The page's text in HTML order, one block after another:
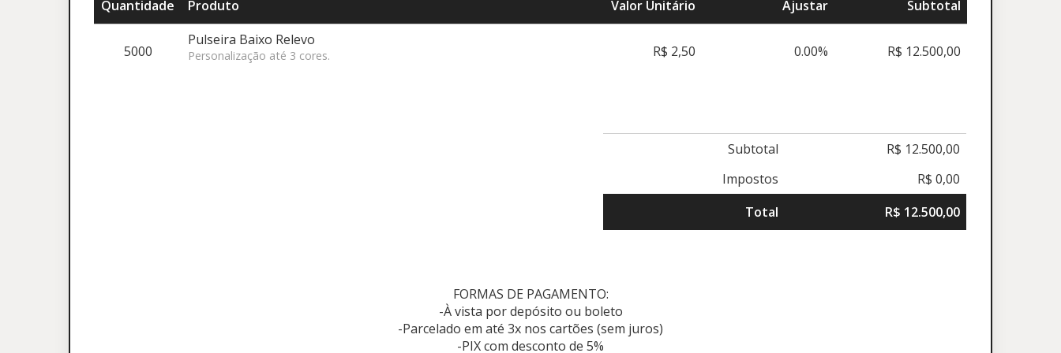
Quantidade Produto Valor Unitário Ajustar Subtotal
5000
Pulseira Baixo Relevo
Personalização até 3 cores. R$ 2,50 0.00% R$ 12.500,00
Subtotal
R$ 12.500,00
Impostos
R$ 0,00
Total
R$ 12.500,00
FORMAS DE PAGAMENTO:
-À vista por depósito ou boleto
-Parcelado em até 3x nos cartões (sem juros)
-PIX com desconto de 5%